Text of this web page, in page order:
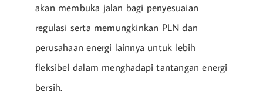
akan membuka jalan bagi penyesuaian
regulasi serta memungkinkan PLN dan
perusahaan energi lainnya untuk lebih
fleksibel dalam menghadapi tantangan energi
bersih.